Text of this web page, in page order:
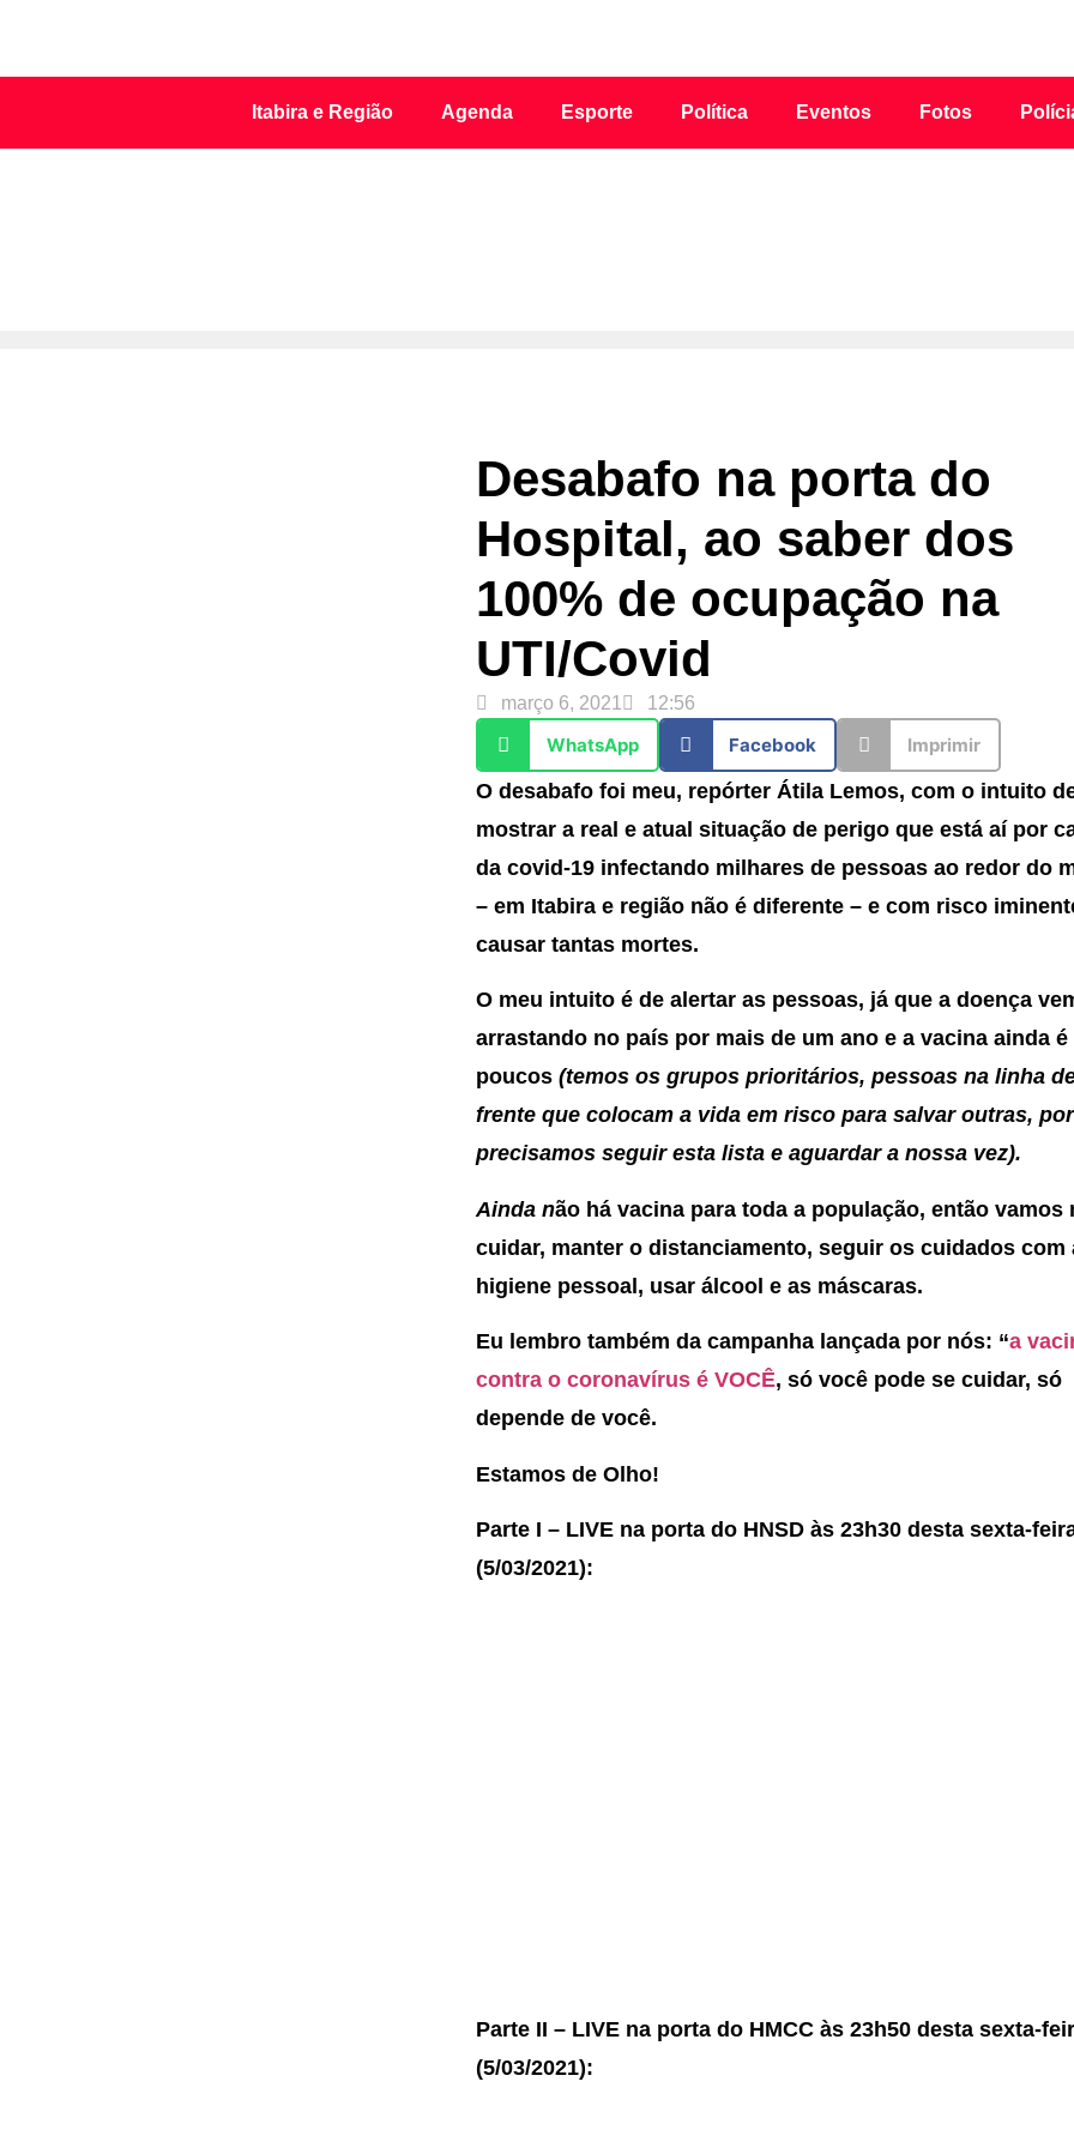
Itabira e Região Agenda Esporte Política Eventos Fotos
Desabafo na porta do
Hospital, ao saber dos
100% de ocupação na
UTI/Covid
março 6, 2021 12:56
WhatsApp Facebook Imprimir
O desabafo foi meu, repórter Átila Lemos, com o intuito
mostrar a real e atual situação de perigo que está aí por
da covid-19 infectando milhares de pessoas ao redor do
– em Itabira e região não é diferente – e com risco
causar tantas mortes.
O meu intuito é de alertar as pessoas, já que a doença
arrastando no país por mais de um ano e a vacina ainda é
poucos (temos os grupos prioritários, pessoas na linha
frente que colocam a vida em risco para salvar outras,
precisamos seguir esta lista e aguardar a nossa vez).
Ainda não há vacina para toda a população, então vamos
cuidar, manter o distanciamento, seguir os cuidados com
higiene pessoal, usar álcool e as máscaras.
Eu lembro também da campanha lançada por nós: “a
contra o coronavírus é VOCÊ, só você pode se cuidar, só
depende de você.
Estamos de Olho!
Parte I – LIVE na porta do HNSD às 23h30 desta sexta-
(5/03/2021):
Parte II – LIVE na porta do HMCC às 23h50 desta sexta-
(5/03/2021):